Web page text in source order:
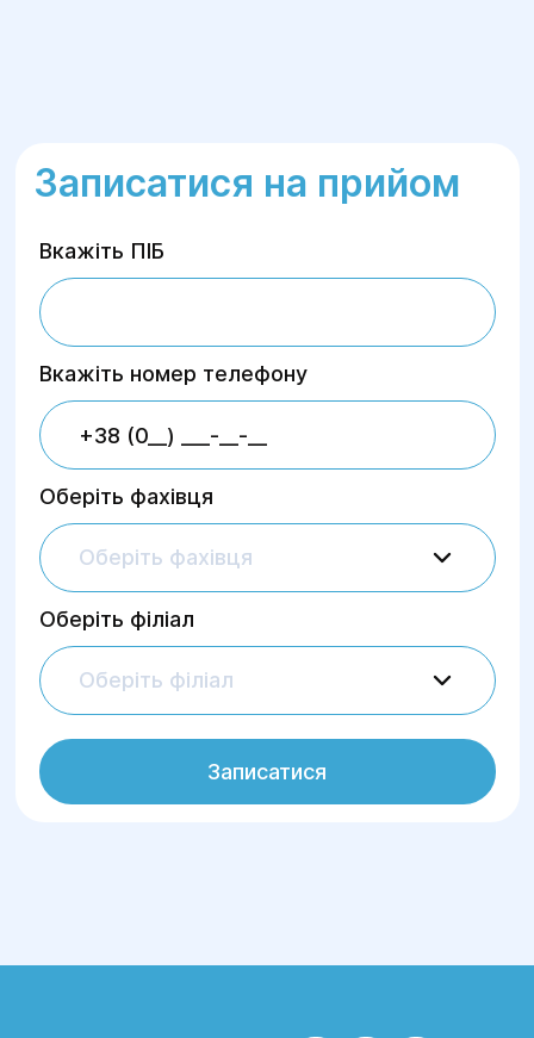
Записатися на прийом
Вкажіть ПІБ
Вкажіть номер телефону
Оберіть фахівця
Оберіть фахівця
Оберіть філіал
Оберіть філіал
Записатися